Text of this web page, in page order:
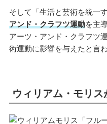
そして「生活と芸術を統一
アンド・クラフツ運動を主
アーツ・アンド・クラフツ
術運動に影響を与えたと言
ウィリアム・モリス